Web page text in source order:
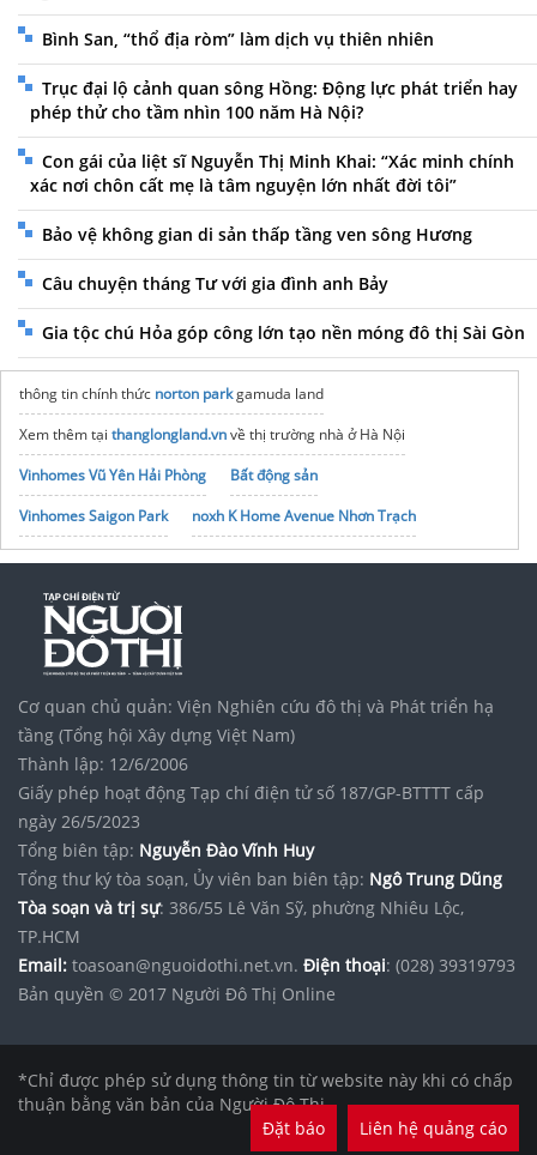
Bình San, “thổ địa ròm” làm dịch vụ thiên nhiên
Trục đại lộ cảnh quan sông Hồng: Động lực phát triển hay
phép thử cho tầm nhìn 100 năm Hà Nội?
Con gái của liệt sĩ Nguyễn Thị Minh Khai: “Xác minh chính
xác nơi chôn cất mẹ là tâm nguyện lớn nhất đời tôi”
Bảo vệ không gian di sản thấp tầng ven sông Hương
Câu chuyện tháng Tư với gia đình anh Bảy
Gia tộc chú Hỏa góp công lớn tạo nền móng đô thị Sài Gòn
thông tin chính thức norton parkgamuda land
Xem thêm tại thanglongland.vnvề thị trường nhà ở Hà Nội
Vinhomes Vũ Yên Hải Phòng
Bất động sản
Vinhomes Saigon Park
noxh K Home Avenue Nhơn Trạch
Tập đoàn Bcons Group
Cơ quan chủ quản: Viện Nghiên cứu đô thị và Phát triển hạ
tầng (Tổng hội Xây dựng Việt Nam)
Thành lập: 12/6/2006
Giấy phép hoạt động Tạp chí điện tử số 187/GP-BTTTT cấp
ngày 26/5/2023
Tổng biên tập: Nguyễn Đào Vĩnh Huy
Tổng thư ký tòa soạn, Ủy viên ban biên tập: Ngô Trung Dũng
Tòa soạn và trị sự: 386/55 Lê Văn Sỹ, phường Nhiêu Lộc,
TP.HCM
Email: toasoan@nguoidothi.net.vn. Điện thoại: (028) 39319793
Bản quyền © 2017 Người Đô Thị Online
*Chỉ được phép sử dụng thông tin từ website này khi có chấp
thuận bằng văn bản của Người Đô Thị.
Đặt báo
Liên hệ quảng cáo